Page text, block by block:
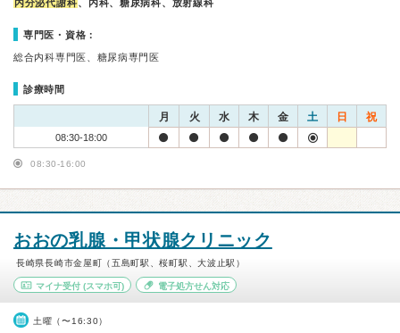
内分泌代謝科、内科、糖尿病科、放射線科
専門医・資格：
総合内科専門医、糖尿病専門医
診療時間
月 火 水 木 金 土 日 祝
08:30-18:00
08:30-16:00
おおの乳腺・甲状腺クリニック
長崎県長崎市金屋町（五島町駅、桜町駅、大波止駅）
マイナ受付 (スマホ可) 電子処方せん対応
土曜（〜16:30）